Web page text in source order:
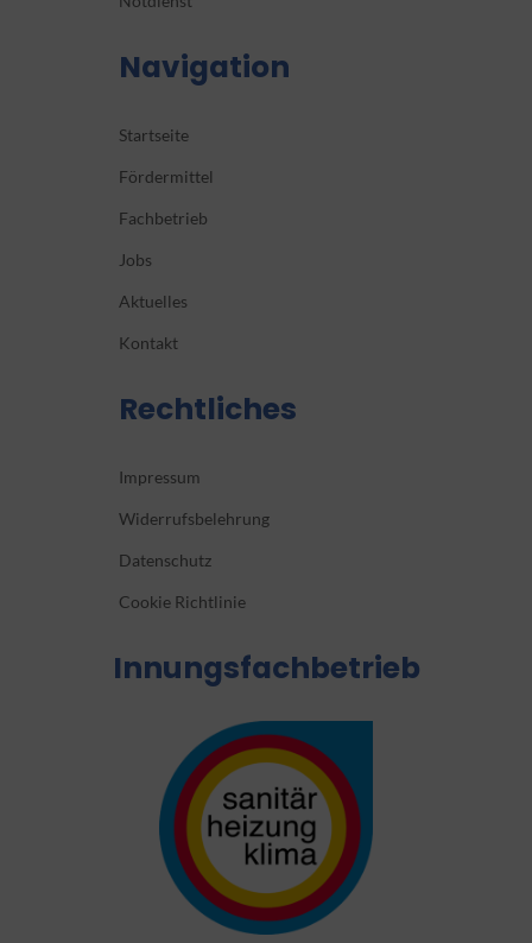
Navigation
Startseite
Fördermittel
Fachbetrieb
Jobs
Aktuelles
Kontakt
Rechtliches
Impressum
Widerrufsbelehrung
Datenschutz
Cookie Richtlinie
Innungsfachbetrieb